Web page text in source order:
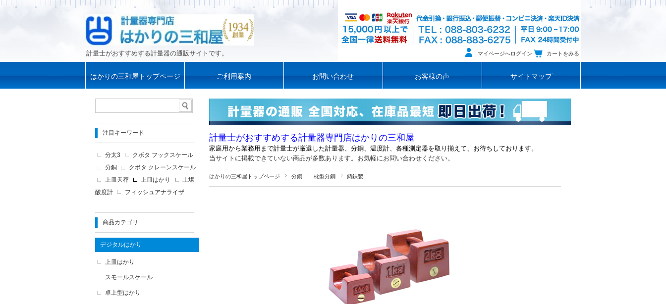
計量士がおすすめする計量器の通販サイトです。 マイページへログイン カートをみる
はかりの三和屋トップページ ご利用案内 お問い合わせ お客様の声 サイトマップ
計量士がおすすめする計量器専門店はかりの三和屋
家庭用から業務用まで計量士が厳選した計量器、 分銅、温度計、各種測定器を取り揃えて、お待ちしております。
当サイトに掲載できていない商品が多数あります。お気軽にお問い合わせください。
はかりの三和屋トップページ 分銅 枕型分銅 鋳鉄製
注目キーワード
分太3
クボタ フックスケール
分銅
クボタ クレーンスケール
上皿天秤
上皿はかり
土壌
酸度計
フィッシュアナライザ
商品カテゴリ
デジタルはかり
上皿はかり
スモールスケール
卓上型はかり